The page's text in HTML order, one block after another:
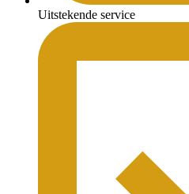
Uitstekende service